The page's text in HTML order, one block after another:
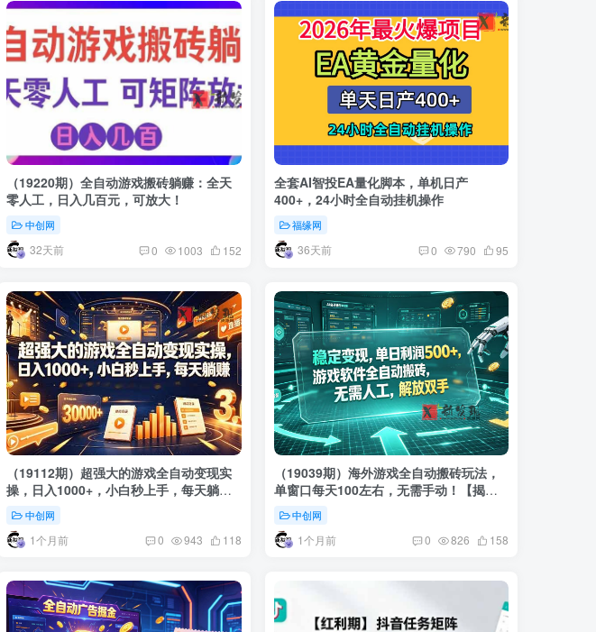
（19220期）全自动游戏搬砖躺赚：全天
零人工，日入几百元，可放大！
中创网
32天前 0 1003 152
全套AI智投EA量化脚本，单机日产
400+，24小时全自动挂机操作
福缘网
36天前 0 790 95
（19112期）超强大的游戏全自动变现实
操，日入1000+，小白秒上手，每天躺
赚！中创网
1个月前 0 943 118
（19039期）海外游戏全自动搬砖玩法，
单窗口每天100左右，无需手动！【揭
秘】中创网
1个月前 0 826 158